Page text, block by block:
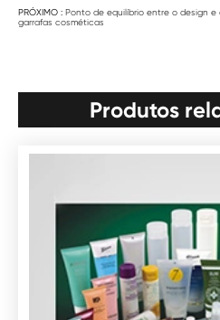
PRÓXIMO : Ponto de equilíbrio entre o design
garrafas cosméticas
Produtos